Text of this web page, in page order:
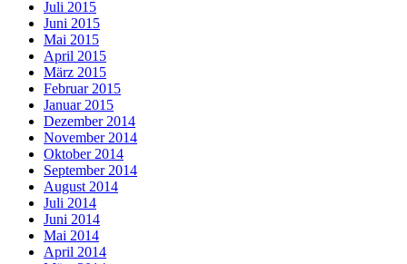
Juli 2015
Juni 2015
Mai 2015
April 2015
März 2015
Februar 2015
Januar 2015
Dezember 2014
November 2014
Oktober 2014
September 2014
August 2014
Juli 2014
Juni 2014
Mai 2014
April 2014